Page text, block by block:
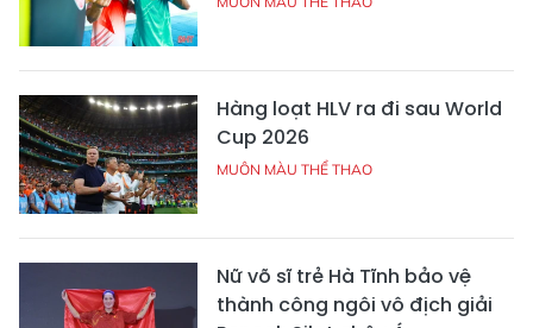
Hàng loạt HLV ra đi sau World
Cup 2026
MUÔN MÀU THỂ THAO
Nữ võ sĩ trẻ Hà Tĩnh bảo vệ
thành công ngôi vô địch giải